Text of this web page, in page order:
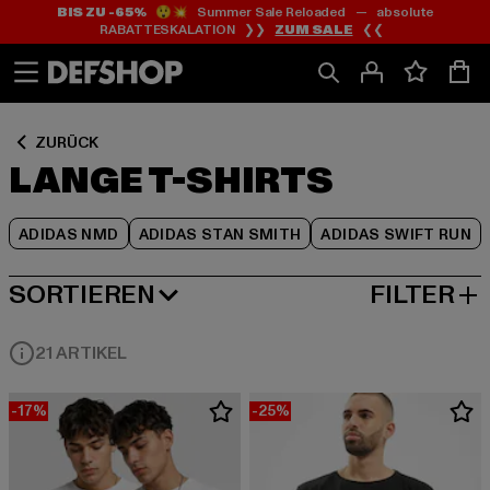
Zum
Inhalt
springen
Zum
Fußzeile
springen
BIS ZU -65%😲💥 Summer Sale Reloaded — absolute
RABATTESKALATION ❯❯ ZUM SALE ❮❮
ZURÜCK
LANGE T-SHIRTS
ADIDAS NMD ADIDAS STAN SMITH ADIDAS SWIFT RUN
Zum
Produktraster
springen
SORTIEREN
BELIEBTESTE FILTER
21 ARTIKEL
-17% -25%